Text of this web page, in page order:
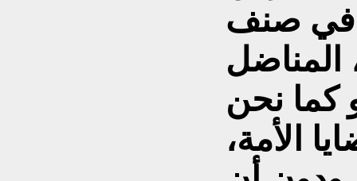
في صنف
المناضل
كما نحن
الأمة،